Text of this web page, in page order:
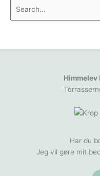
Himmelev
Har du
Jeg vil gøre mit